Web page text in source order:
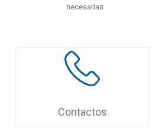
necesarias
Contactos